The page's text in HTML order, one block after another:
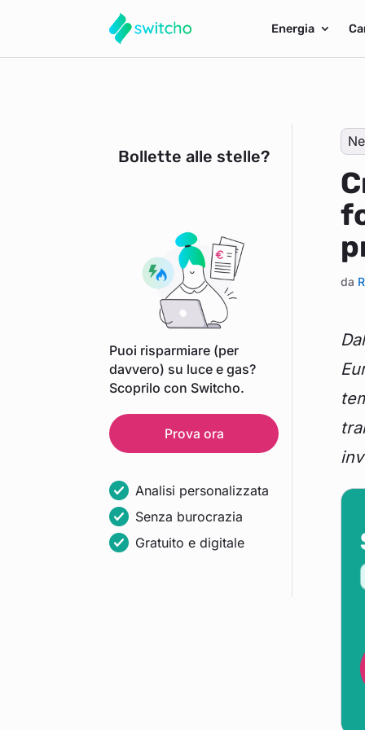
Energia
Bollette alle stelle?
Puoi risparmiare (per
davvero) su luce e gas?
Scoprilo con Switcho.
Prova ora
Analisi personalizzata
Senza burocrazia
Gratuito e digitale
da